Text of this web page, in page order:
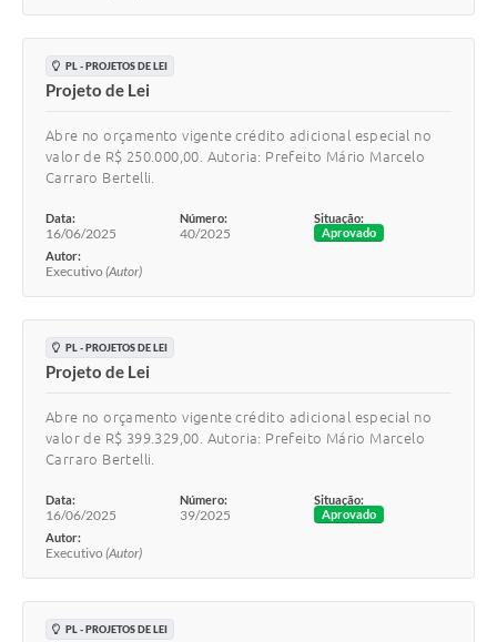
PL - PROJETOS DE LEI
Projeto de Lei
Abre no orçamento vigente crédito adicional especial no
valor de R$ 250.000,00. Autoria: Prefeito Mário Marcelo
Carraro Bertelli.
Data:
16/06/2025
Número:
40/2025
Situação:
Aprovado
Autor:
Executivo (Autor)
PL - PROJETOS DE LEI
Projeto de Lei
Abre no orçamento vigente crédito adicional especial no
valor de R$ 399.329,00. Autoria: Prefeito Mário Marcelo
Carraro Bertelli.
Data:
16/06/2025
Número:
39/2025
Situação:
Aprovado
Autor:
Executivo (Autor)
PL - PROJETOS DE LEI